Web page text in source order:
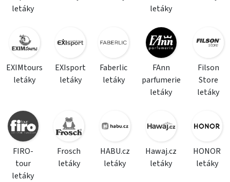
letáky
letáky
EXIMtours
letáky
EXIsport
letáky
Faberlic
letáky
FAnn
parfumerie
letáky
Filson
Store
letáky
FIRO-
tour
letáky
Frosch
letáky
HABU.cz
letáky
Hawaj.cz
letáky
HONOR
letáky